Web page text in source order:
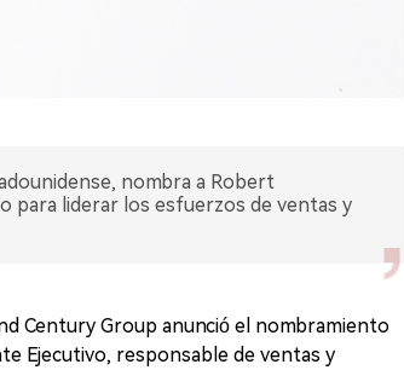
nombra a Robert
para liderar los esfuerzos de ventas y
Century Group anunció el nombramiento
Ejecutivo, responsable de ventas y